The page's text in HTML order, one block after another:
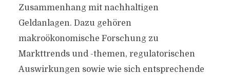
Zusammenhang mit nachhaltigen
Geldanlagen. Dazu gehören
makroökonomische Forschung zu
Markttrends und -themen, regulatorischen
Auswirkungen sowie wie sich entsprechende